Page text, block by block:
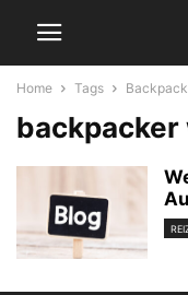
Home Tags